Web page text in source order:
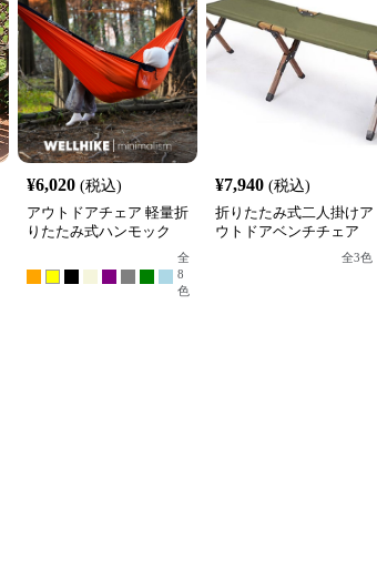
¥6,020 (税込)
アウトドアチェア 軽量折
りたたみ式ハンモック
全
8
色
¥7,940 (税込)
折りたたみ式二人掛けア
ウトドアベンチチェア
全3色